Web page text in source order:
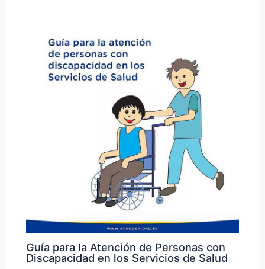
Guía para la Atención de Personas con
Discapacidad en los Servicios de Salud